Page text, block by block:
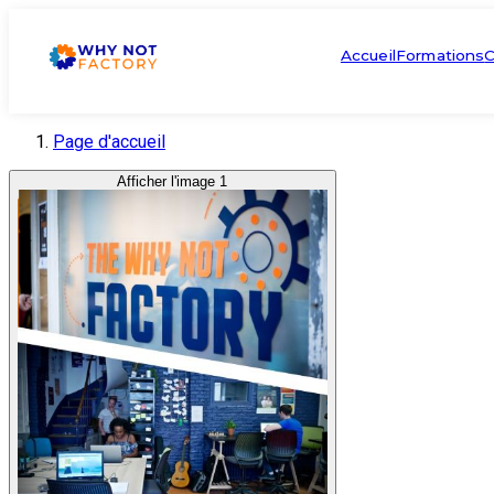
AccueilFormations
Page d'accueil
Afficher l'image 1